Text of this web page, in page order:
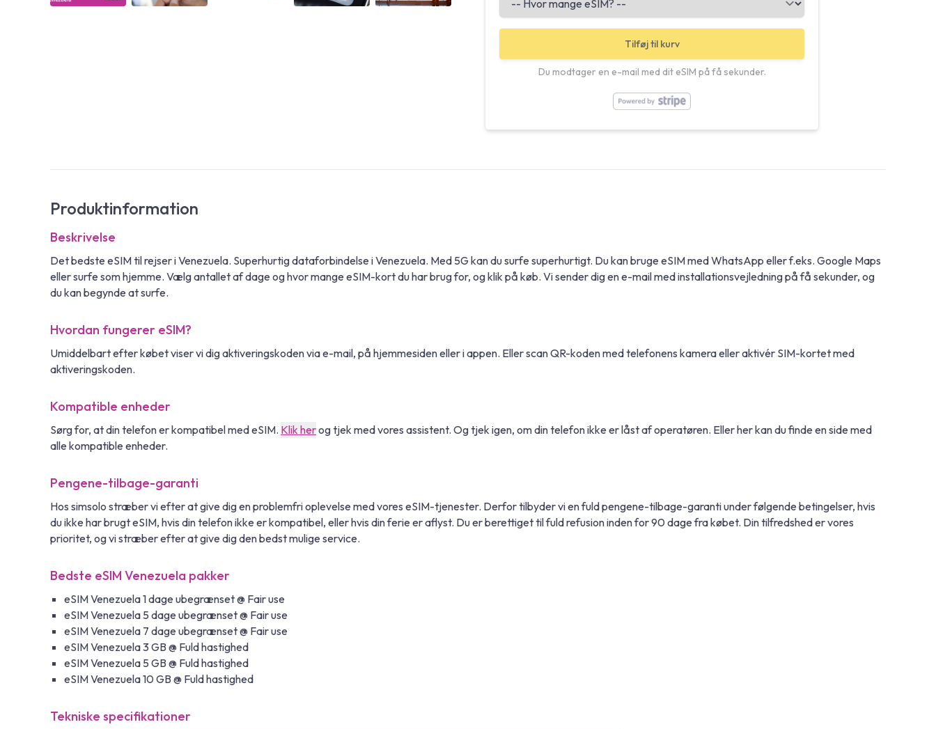
Tilføj til kurv
Du modtager en e-mail med dit eSIM på få sekunder.
Produktinformation
Beskrivelse
Det bedste eSIM til rejser i Venezuela. Superhurtig dataforbindelse i Venezuela. Med 5G kan du surfe superhurtigt. Du kan bruge eSIM med WhatsApp eller f.eks. Google Maps
eller surfe som hjemme. Vælg antallet af dage og hvor mange eSIM-kort du har brug for, og klik på køb. Vi sender dig en e-mail med installationsvejledning på få sekunder, og
du kan begynde at surfe.
Hvordan fungerer eSIM?
Umiddelbart efter købet viser vi dig aktiveringskoden via e-mail, på hjemmesiden eller i appen. Eller scan QR-koden med telefonens kamera eller aktivér SIM-kortet med
aktiveringskoden.
Kompatible enheder
Sørg for, at din telefon er kompatibel med eSIM. Klik herog tjek med vores assistent. Og tjek igen, om din telefon ikke er låst af operatøren. Eller her kan du finde en side med
alle kompatible enheder.
Pengene-tilbage-garanti
Hos simsolo stræber vi efter at give dig en problemfri oplevelse med vores eSIM-tjenester. Derfor tilbyder vi en fuld pengene-tilbage-garanti under følgende betingelser, hvis
du ikke har brugt eSIM, hvis din telefon ikke er kompatibel, eller hvis din ferie er aflyst. Du er berettiget til fuld refusion inden for 90 dage fra købet. Din tilfredshed er vores
prioritet, og vi stræber efter at give dig den bedst mulige service.
Bedste eSIM Venezuela pakker
eSIM Venezuela 1 dage ubegrænset @ Fair use
eSIM Venezuela 5 dage ubegrænset @ Fair use
eSIM Venezuela 7 dage ubegrænset @ Fair use
eSIM Venezuela 3 GB @ Fuld hastighed
eSIM Venezuela 5 GB @ Fuld hastighed
eSIM Venezuela 10 GB @ Fuld hastighed
Tekniske specifikationer